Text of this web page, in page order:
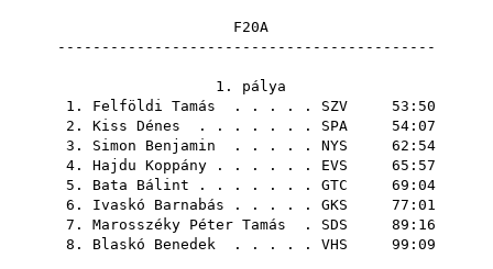
F20A
-------------------------------------------
1. pálya
1. Felföldi Tamás . . . . . SZV 53:50
2. Kiss Dénes . . . . . . . SPA 54:07
3. Simon Benjamin . . . . . NYS 62:54
4. Hajdu Koppány . . . . . . EVS 65:57
5. Bata Bálint . . . . . . . GTC 69:04
6. Ivaskó Barnabás . . . . . GKS 77:01
7. Marosszéky Péter Tamás . SDS 89:16
8. Blaskó Benedek . . . . . VHS 99:09